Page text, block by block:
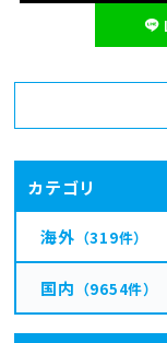
カテゴリ
海外 （319件）
国内 （9654件）